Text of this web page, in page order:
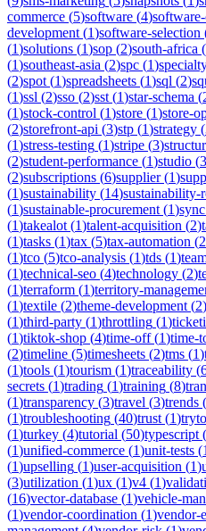
commerce (5)software (4)
development (1)software-selection
(1)solutions (1)sop (2)south-africa (
(1)southeast-asia (2)spc (1)
(2)spot (1)spreadsheets (1)sql (2)
(1)ssl (2)sso (2)sst (1)star-schema (
(1)stock-control (1)store (1)store-
(2)storefront-api (3)stp (1)strategy (
(1)stress-testing (1)stripe (3)
(2)student-performance (1)studio (3
(2)subscriptions (6)supplier(1)
(1)sustainability (14)sustainability-
(1)sustainable-procurement (1)sync
(1)takealot (1)talent-acquisition (2)
(1)tasks (1)tax (5)tax-automation (2
(1)tco (5)tco-analysis (1)tds (1)
(1)technical-seo (4)technology (2)
(1)terraform (1)territory-
(1)textile (2)theme-development (2)
(1)third-party (1)throttling (1)
(1)tiktok-shop (4)time-off(1)time-
(2)timeline (5)timesheets (2)tms (1)
(1)tools (1)tourism (1)traceability (
secrets (1)trading (1)training (8)
(1)transparency (3)travel (3)trends (
(1)troubleshooting (40)trust (1)
(1)turkey (4)tutorial (50)typescript (
(1)unified-commerce (1)unit-tests (1
(1)upselling (1)user-acquisition (1)
(3)utilization (1)ux (1)v4 (1)
(16)vector-database (1)vehicle-
(1)vendor-coordination (1)vendor-